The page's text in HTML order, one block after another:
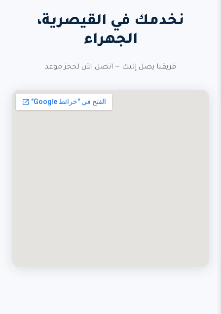
نخدمك في القيصرية،
الجهراء
فريقنا يصل إليك — اتصل الآن لحجز موعد